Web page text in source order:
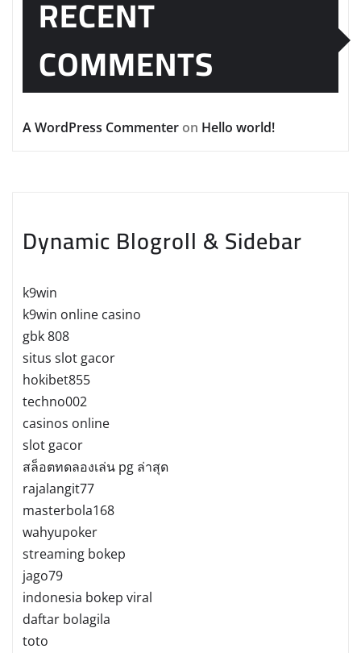
RECENT
COMMENTS
A WordPress Commenter on Hello world!
Dynamic Blogroll & Sidebar
k9win
k9win online casino
gbk 808
situs slot gacor
hokibet855
techno002
casinos online
slot gacor
สล็อตทดลองเล่น pg ล่าสุด
rajalangit77
masterbola168
wahyupoker
streaming bokep
jago79
indonesia bokep viral
daftar bolagila
toto